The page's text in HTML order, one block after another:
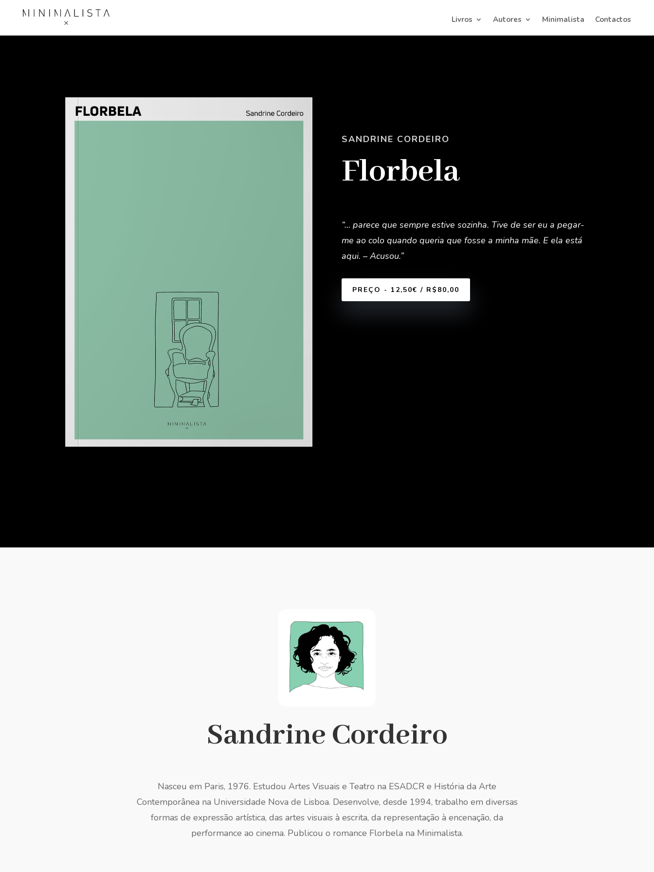
Livros Autores Minimalista Contactos
SANDRINE CORDEIRO
Florbela
“… parece que sempre estive sozinha. Tive de ser eu a pegar-
me ao colo quando queria que fosse a minha mãe. E ela está
aqui. – Acusou.”
PREÇO - 12,50€ / R$80,00
Sandrine Cordeiro
Nasceu em Paris, 1976. Estudou Artes Visuais e Teatro na ESAD.CR e História da Arte
Contemporânea na Universidade Nova de Lisboa. Desenvolve, desde 1994, trabalho em diversas
formas de expressão artística, das artes visuais à escrita, da representação à encenação, da
performance ao cinema. Publicou o romance Florbela na Minimalista.